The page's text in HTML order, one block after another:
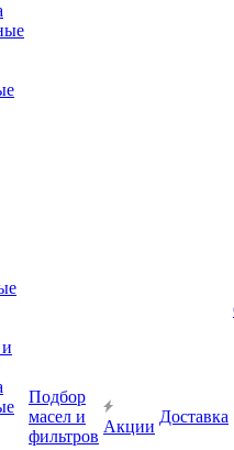
Подбор
масел и
фильтров
Акции
Доставка